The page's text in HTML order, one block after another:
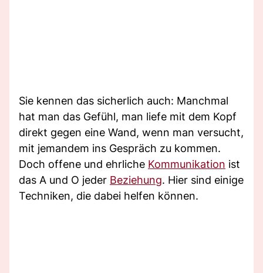
Sie kennen das sicherlich auch: Manchmal
hat man das Gefühl, man liefe mit dem Kopf
direkt gegen eine Wand, wenn man versucht,
mit jemandem ins Gespräch zu kommen.
Doch offene und ehrliche Kommunikation ist
das A und O jeder Beziehung. Hier sind einige
Techniken, die dabei helfen können.